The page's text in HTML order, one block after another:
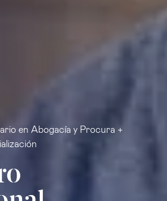
en Abogacía y Procura +